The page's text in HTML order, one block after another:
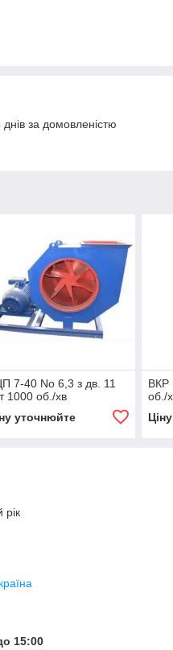
за домовленістю
7-40 No 6,3 з дв. 11
1000 об./хв
уточнюйте
ВКР
об./
рік
15:00